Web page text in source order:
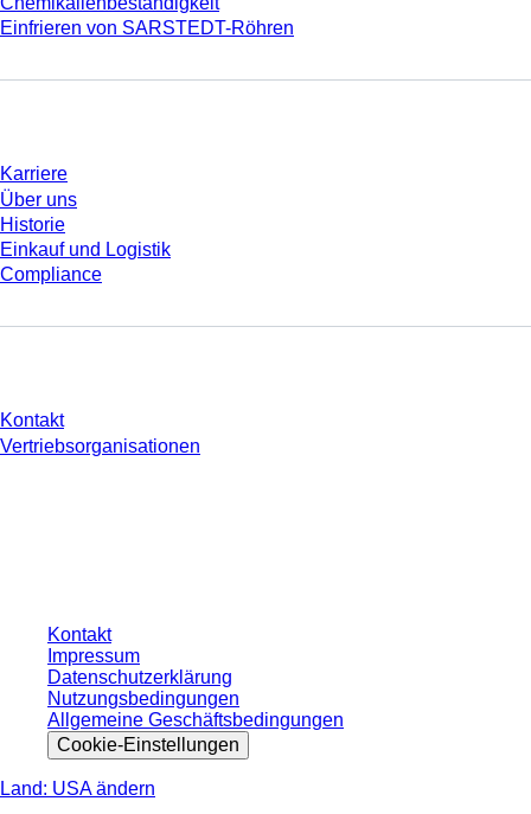
Einfrieren von SARSTEDT-Röhren
Karriere
Über uns
Historie
Einkauf und Logistik
Compliance
Kontakt
Vertriebsorganisationen
Kontakt
Impressum
Datenschutzerklärung
Nutzungsbedingungen
Allgemeine Geschäftsbedingungen
Cookie-Einstellungen
Land: USA ändern